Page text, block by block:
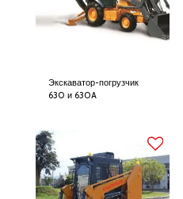
Экскаватор-погрузчик
630 и 630A